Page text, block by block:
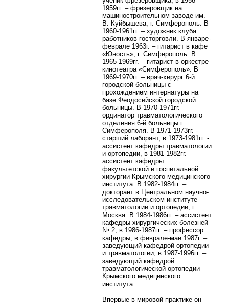
1959гг. – фрезеровщик на
машиностроительном заводе им.
В. Куйбышева, г. Симферополь. В
1960-1961гг. – художник клуба
работников госторговли. В январе-
феврале 1963г. – гитарист в кафе
«Юность», г. Симферополь. В
1965-1969гг. – гитарист в оркестре
кинотеатра «Симферополь». В
1969-1970гг. – врач-хирург 6-й
городской больницы с
прохождением интернатуры на
базе Феодосийской городской
больницы. В 1970-1971гг. –
ординатор травматологического
отделения 6-й больницы г.
Симферополя. В 1971-1973гг. -
старший лаборант, в 1973-1981гг. -
ассистент кафедры травматологии
и ортопедии, в 1981-1982гг. –
ассистент кафедры
факультетской и госпитальной
хирургии Крымского медицинского
института. В 1982-1984гг. –
докторант в Центральном научно-
исследовательском институте
травматологии и ортопедии, г.
Москва. В 1984-1986гг. – ассистент
кафедры хирургических болезней
№ 2, в 1986-1987гг. – профессор
кафедры, в феврале-мае 1987г. –
заведующий кафедрой ортопедии
и травматологии, в 1987-1996гг. –
заведующий кафедрой
травматологической ортопедии
Крымского медицинского
института.
Впервые в мировой практике он